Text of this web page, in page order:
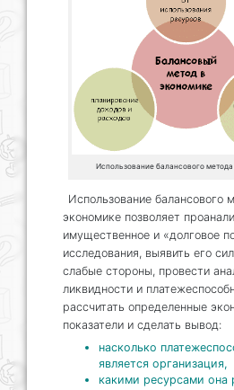
Использование балансового метода
Использование балансового
экономике позволяет
имущественное и «долговое
исследования, выявить его
слабые стороны, провести
ликвидности и
рассчитать определенные
показатели и сделать вывод:
насколько
является организация,
какими ресурсами она